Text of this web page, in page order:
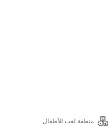
منطقة لعب للأطفال